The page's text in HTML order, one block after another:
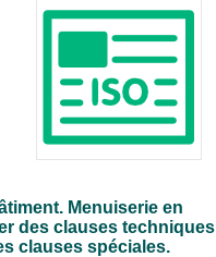
Menuiserie en
des clauses techniques
clauses spéciales.